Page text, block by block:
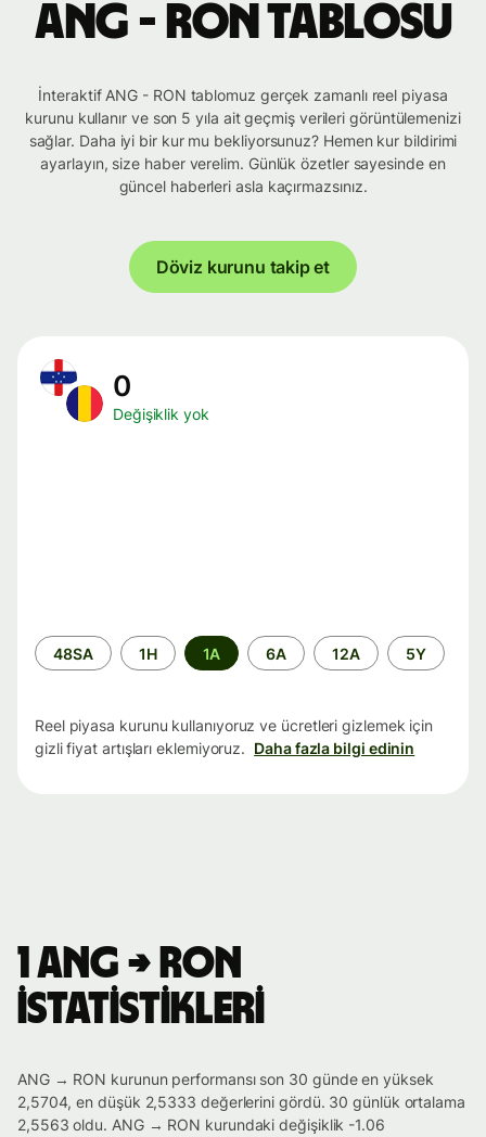
ANG - RON tablosu
İnteraktif ANG - RON tablomuz gerçek zamanlı reel piyasa
kurunu kullanır ve son 5 yıla ait geçmiş verileri görüntülemenizi
sağlar. Daha iyi bir kur mu bekliyorsunuz? Hemen kur bildirimi
ayarlayın, size haber verelim. Günlük özetler sayesinde en
güncel haberleri asla kaçırmazsınız.
Döviz kurunu takip et
0
Değişiklik yok
Zaman
aralığı
48SA 1H 1A 6A 12A 5Y
Reel piyasa kurunu kullanıyoruz ve ücretleri gizlemek için
gizli fiyat artışları eklemiyoruz. Daha fazla bilgi edinin
1 ANG → RON
istatistikleri
ANG → RON kurunun performansı son 30 günde en yüksek
2,5704, en düşük 2,5333 değerlerini gördü. 30 günlük ortalama
2,5563 oldu. ANG → RON kurundaki değişiklik -1.06